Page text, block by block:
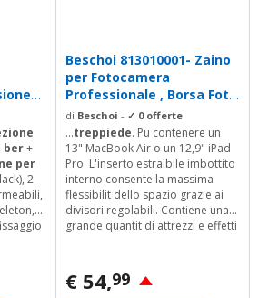
ber+
per
2
Beschoi 813010001- Zaino
per Fotocamera
Professionale , Borsa Foto
Impermeabile...
di Beschoi - ✓ 0 offerte
...treppiede. Pu contenere un
13" MacBook Air o un 12,9" iPad
Pro. L'inserto estraibile imbottito
interno consente la massima
flessibilit dello spazio grazie ai
divisori regolabili. Contiene una
grande quantit di attrezzi e effetti
massimo comfort e supporto,
con il peso di solo 1,05kg.
€ 54,99